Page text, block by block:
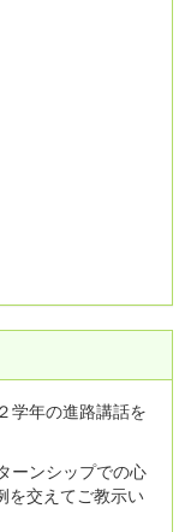
学年の進路講話を
ーンシップでの心
を交えてご教示い